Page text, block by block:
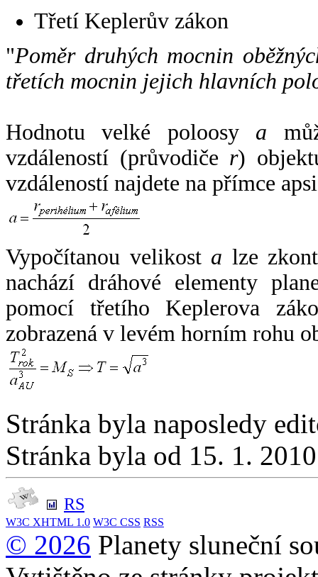
Třetí Keplerův zákon
"Poměr druhých mocnin
třetích mocnin jejich hlavních
Hodnotu velké poloosy a
vzdáleností (průvodiče r)
vzdáleností najdete na přímce
Vypočítanou velikost a lze
nachází dráhové elementy
pomocí třetího Keplerova
zobrazená v levém horním rohu
Stránka byla naposledy
Stránka byla od 15. 1.
RS
W3C XHTML 1.0 W3C CSS RSS
© 2026 Planety sluneční